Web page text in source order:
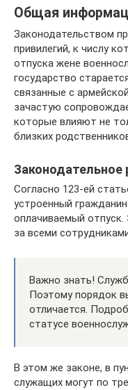
Общая
Законодательством
привилегий, к числу
отпуска жене
государство
связанные с
зачастую
которые влияют не
близких
Законодательное
Согласно 123-ей
устроенный
оплачиваемый отпуск.
за всеми
Важно знать!
Поэтому порядок
отличается.
статусе
В этом же законе, в
служащих могут по